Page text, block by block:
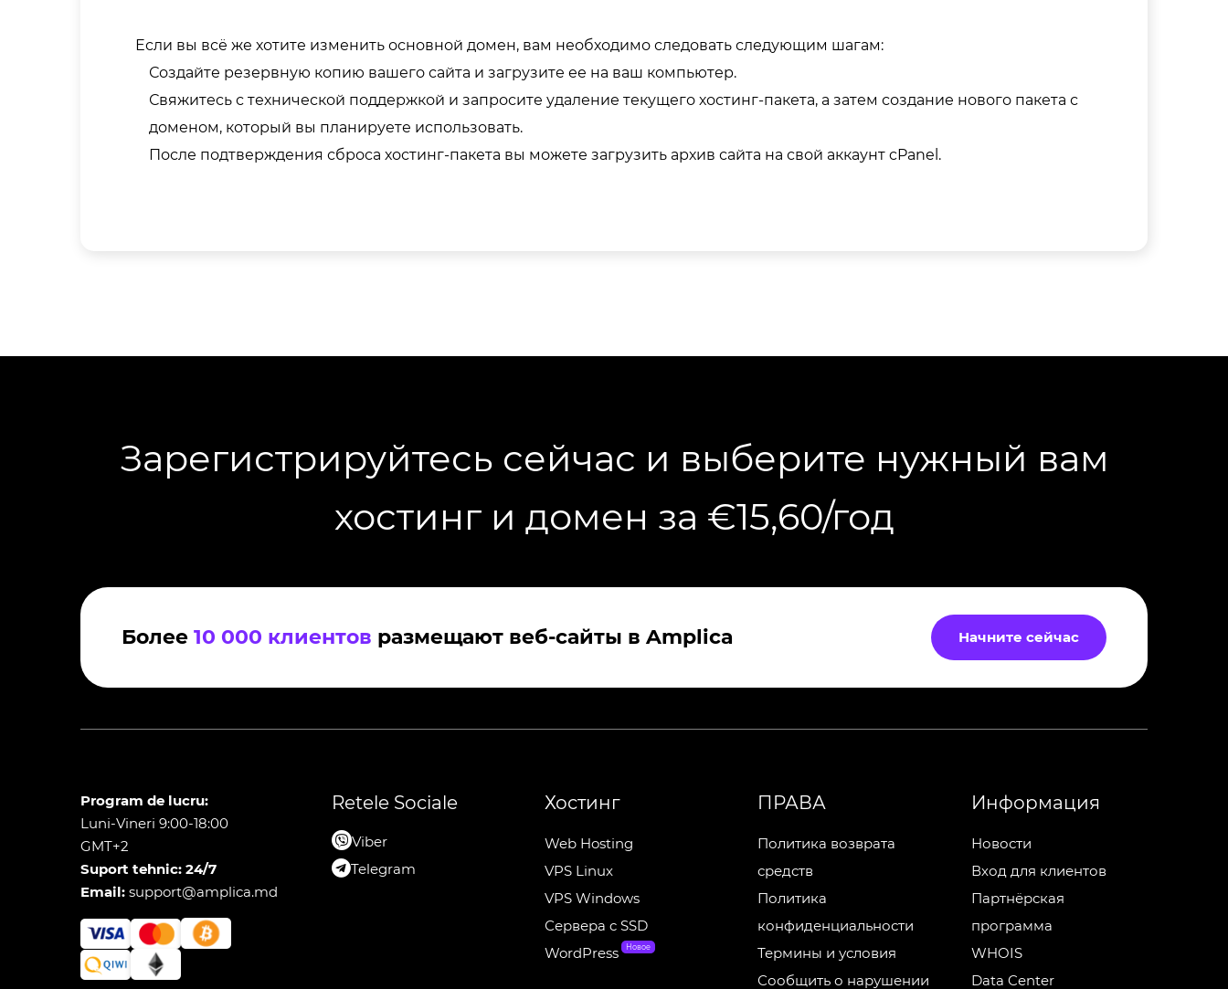
Если вы всё же хотите изменить основной домен, вам необходимо следовать следующим шагам:
Создайте резервную копию вашего сайта и загрузите ее на ваш компьютер.
Свяжитесь с технической поддержкой и запросите удаление текущего хостинг-пакета, а затем создание нового пакета с
доменом, который вы планируете использовать.
После подтверждения сброса хостинг-пакета вы можете загрузить архив сайта на свой аккаунт cPanel.
Зарегистрируйтесь сейчас и выберите нужный вам
хостинг и домен за €15,60/год
Более 10 000 клиентов размещают веб-сайты в Amplica Начните сейчас
Program de lucru:
Luni-Vineri 9:00-18:00
GMT+2
Suport tehnic: 24/7
Email: support@amplica.md
Retele Sociale
Viber
Telegram
Хостинг
Web Hosting
VPS Linux
VPS Windows
Сервера c SSD
Новое
WordPress
ПРАВА
Политика возврата
средств
Политика
конфиденциальности
Термины и условия
Сообщить о нарушении
Информация
Новости
Вход для клиентов
Партнёрская
программа
WHOIS
Data Center